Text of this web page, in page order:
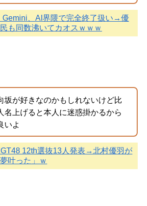
Gemini、AI界隈で完全終了扱い→優
も同数沸いてカオスｗｗｗ
坂が好きなのかもしれないけど比
名上げると本人に迷惑掛かるから
いよ
12th選抜13人発表→北村優羽が
叶った」ｗ